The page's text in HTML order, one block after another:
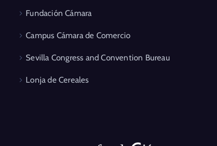
Fundación Cámara
Campus Cámara de Comercio
Sevilla Congress and Convention Bureau
Lonja de Cereales